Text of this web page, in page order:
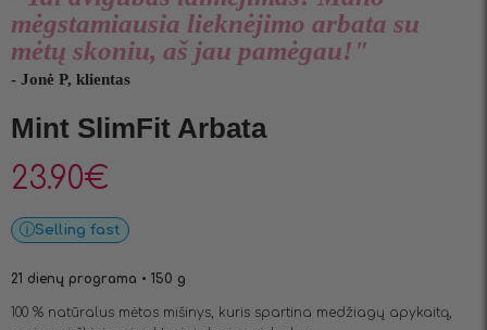
mėgstamiausia lieknėjimo arbata su
mėtų skoniu, aš jau pamėgau!"
- Jonė P, klientas
Mint SlimFit Arbata
23.90€
Selling fast
21 dienų programa • 150 g
100 % natūralus mėtos mišinys, kuris spartina medžiagų apykaitą,